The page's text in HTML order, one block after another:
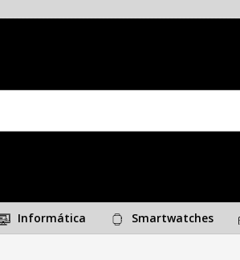
Informática Smartwatches